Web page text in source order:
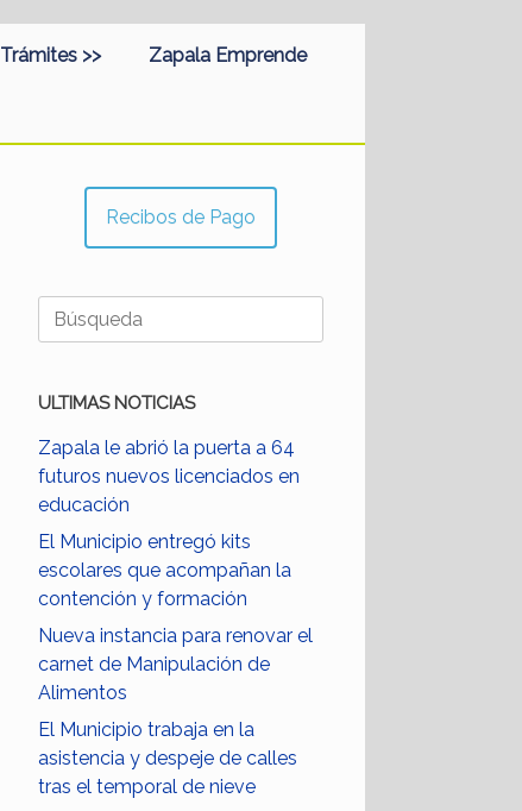
Trámites >> Zapala Emprende
Recibos de Pago
Buscar:
ULTIMAS NOTICIAS
Zapala le abrió la puerta a 64
futuros nuevos licenciados en
educación
El Municipio entregó kits
escolares que acompañan la
contención y formación
Nueva instancia para renovar el
carnet de Manipulación de
Alimentos
El Municipio trabaja en la
asistencia y despeje de calles
tras el temporal de nieve